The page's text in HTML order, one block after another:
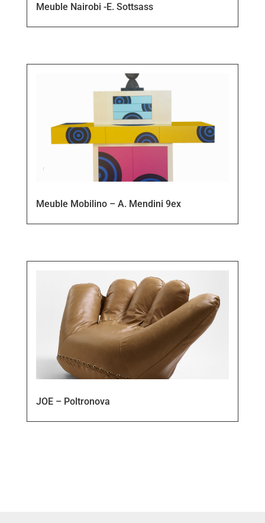
Meuble Nairobi -E. Sottsass
Meuble Mobilino – A. Mendini 9ex
JOE – Poltronova